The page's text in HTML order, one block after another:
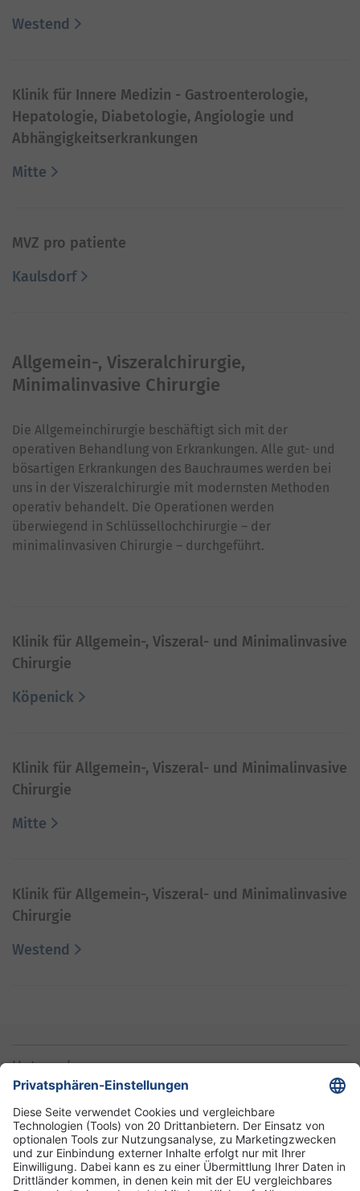
Westend
Klinik für Innere Medizin - Gastroenterologie,
Hepatologie, Diabetologie, Angiologie und
Abhängigkeitserkrankungen
Mitte
MVZ pro patiente
Kaulsdorf
Allgemein-, Viszeralchirurgie,
Minimalinvasive Chirurgie
Die Allgemeinchirurgie beschäftigt sich mit der
operativen Behandlung von Erkrankungen. Alle gut- und
bösartigen Erkrankungen des Bauchraumes werden bei
uns in der Viszeralchirurgie mit modernsten Methoden
operativ behandelt. Die Operationen werden
überwiegend in Schlüssellochchirurgie – der
minimalinvasiven Chirurgie – durchgeführt.
Klinik für Allgemein-, Viszeral- und Minimalinvasive
Chirurgie
Köpenick
Klinik für Allgemein-, Viszeral- und Minimalinvasive
Chirurgie
Mitte
Klinik für Allgemein-, Viszeral- und Minimalinvasive
Chirurgie
Westend
Unternehmen
Informationen
Standorte